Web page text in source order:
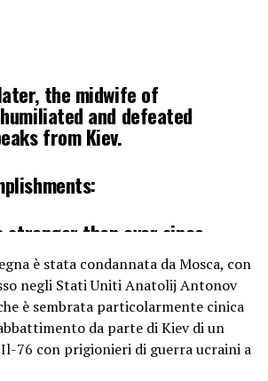
the midwife of
and defeated
from Kiev.
stronger than ever since
of the USSR, globally
Putin enjoys high
and Russia is more
ever.
5bCZBG3XF6
è stata condannata da Mosca, con
negli Stati Uniti Anatolij Antonov
è sembrata particolarmente cinica
da parte di Kiev di un
Il-76 con prigionieri di guerra ucraini a